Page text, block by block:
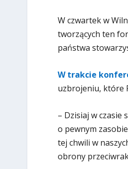
W czwartek w
tworzących ten
państwa
W trakcie
uzbrojeniu, które
– Dzisiaj w czasie
o pewnym
tej chwili w
obrony